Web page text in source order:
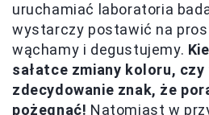
uruchamiać laboratoria
wystarczy postawić na
wąchamy i degustujemy.
sałatce zmiany koloru,
zdecydowanie znak, że
pożegnać! Natomiast w